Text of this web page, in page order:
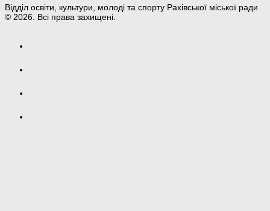
Відділ освіти, культури, молоді та спорту Рахівської міської ради
© 2026. Всі права захищені.